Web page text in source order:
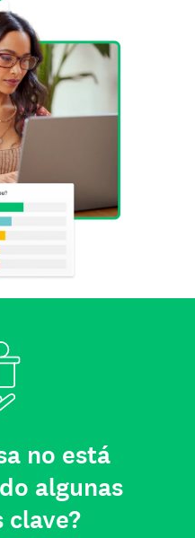
no está
algunas
clave?